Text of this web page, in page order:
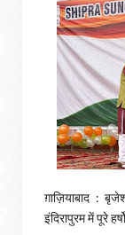
ग़ाज़ियाबाद :
इंदिरापुरम में पूरे